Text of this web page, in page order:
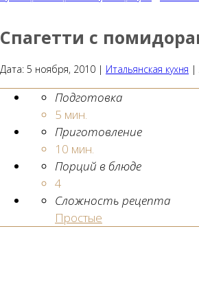
Спагетти с
Дата: 5 ноября, 2010 | Итальянская кухня |
Подготовка
5 мин.
Приготовление
10 мин.
Порций в блюде
4
Сложность рецепта
Простые